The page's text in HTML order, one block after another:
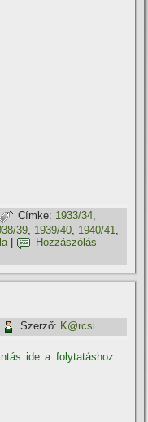
Címke: 1933/34,
39 1939/40 1940/41
|
Hozzászólás
Szerző: K@rcsi
ide a folytatáshoz....